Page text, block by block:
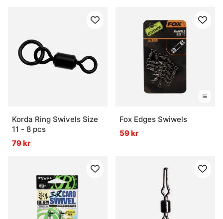
Korda Ring Swivels Size
11 - 8 pcs
79 kr
Fox Edges Swiwels
59 kr